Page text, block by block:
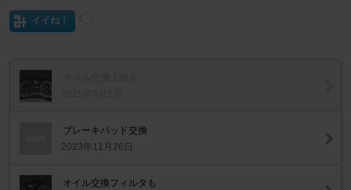
イイね！
ブレーキパッド交換
2023年11月26日
オイル交換フィルタも